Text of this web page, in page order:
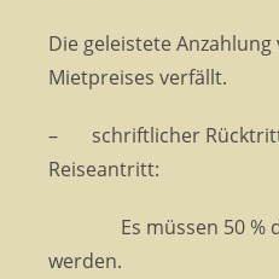
Die geleistete Anzahlung
Mietpreises verfällt.
– schriftlicher Rücktritt
Reiseantritt:
Es müssen 50 %
werden.